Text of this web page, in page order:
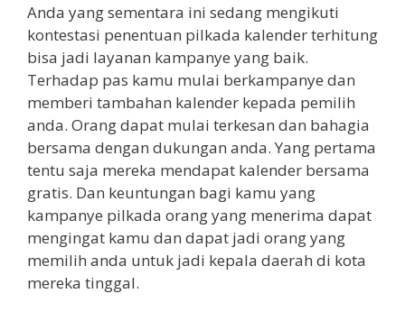
Anda yang sementara ini sedang mengikuti
kontestasi penentuan pilkada kalender terhitung
bisa jadi layanan kampanye yang baik.
Terhadap pas kamu mulai berkampanye dan
memberi tambahan kalender kepada pemilih
anda. Orang dapat mulai terkesan dan bahagia
bersama dengan dukungan anda. Yang pertama
tentu saja mereka mendapat kalender bersama
gratis. Dan keuntungan bagi kamu yang
kampanye pilkada orang yang menerima dapat
mengingat kamu dan dapat jadi orang yang
memilih anda untuk jadi kepala daerah di kota
mereka tinggal.